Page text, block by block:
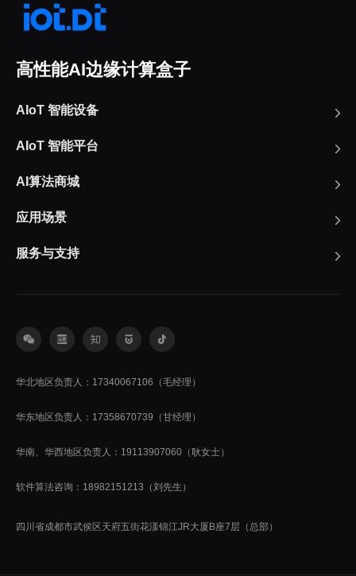
高性能AI边缘计算盒子
AIoT 智能设备
AIoT 智能平台
AI算法商城
应用场景
服务与支持
华北地区负责人：17340067106（毛经理）
华东地区负责人：17358670739（甘经理）
华南、华西地区负责人：19113907060（耿女士）
软件算法咨询：18982151213（刘先生）
四川省成都市武侯区天府五街花漾锦江JR大厦B座7层（总部）